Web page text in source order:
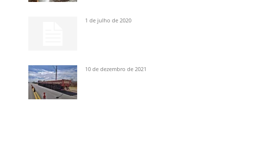
1 de julho de 2020
10 de dezembro de 2021